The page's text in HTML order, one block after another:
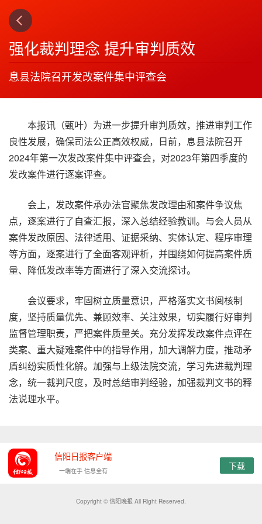
强化裁判理念 提升审判质效
息县法院召开发改案件集中评查会
本报讯（甄叶）为进一步提升审判质效，推进审判工作
良性发展，确保司法公正高效权威，日前，息县法院召开
2024年第一次发改案件集中评查会，对2023年第四季度的
发改案件进行逐案评查。
会上，发改案件承办法官聚焦发改理由和案件争议焦
点，逐案进行了自查汇报，深入总结经验教训。与会人员从
案件发改原因、法律适用、证据采纳、实体认定、程序审理
等方面，逐案进行了全面客观评析，并围绕如何提高案件质
量、降低发改率等方面进行了深入交流探讨。
会议要求，牢固树立质量意识，严格落实文书阅核制
度，坚持质量优先、兼顾效率、关注效果，切实履行好审判
监督管理职责，严把案件质量关。充分发挥发改案件点评在
类案、重大疑难案件中的指导作用，加大调解力度，推动矛
盾纠纷实质性化解。加强与上级法院交流，学习先进裁判理
念，统一裁判尺度，及时总结审判经验，加强裁判文书的释
法说理水平。
信阳日报客户端
一端在手 信息全有 下载
Copyright © 信阳晚报 All Right Reserved.